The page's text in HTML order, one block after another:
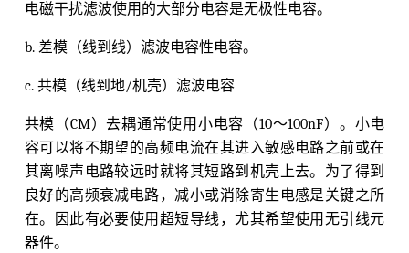
电磁干扰滤波使用的大部分电容是无极性电容。
b. 差模（线到线）滤波电容性电容。
c. 共模（线到地/机壳）滤波电容
共模（CM）去耦通常使用小电容（10～100nF）。小电
容可以将不期望的高频电流在其进入敏感电路之前或在
其离噪声电路较远时就将其短路到机壳上去。为了得到
良好的高频衰减电路，减小或消除寄生电感是关键之所
在。因此有必要使用超短导线，尤其希望使用无引线元
器件。